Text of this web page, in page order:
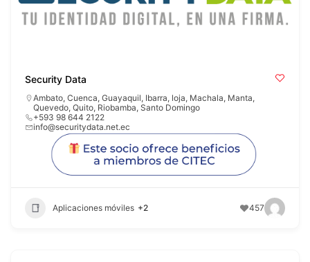
Security Data
Ambato, Cuenca, Guayaquil, Ibarra, loja, Machala, Manta,
Quevedo, Quito, Riobamba, Santo Domingo
+593 98 644 2122
info@securitydata.net.ec
Aplicaciones móviles +2 457